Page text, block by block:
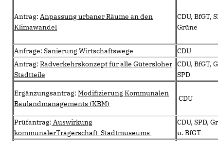
Antrag: Anpassung urbaner Räume an den
Klimawandel
CDU, BfGT,
Grüne
Anfrage: Sanierung Wirtschaftswege
CDU
Antrag: Radverkehrskonzept für alle Gütersloher
Stadtteile
CDU, BfGT,
SPD
Ergänzungsantrag: Modifizierung Kommunalen
Baulandmanagements (KBM)
CDU
Prüfantrag: Auswirkung
kommunalerTrägerschaft Stadtmuseums
CDU, SPD,
u. BfGT